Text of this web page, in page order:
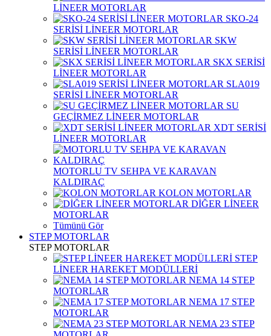
LİNEER MOTORLAR
SKO-24
SERİSİ LİNEER MOTORLAR
SKW
SERİSİ LİNEER MOTORLAR
SKX SERİSİ
LİNEER MOTORLAR
SLA019
SERİSİ LİNEER MOTORLAR
SU
GEÇİRMEZ LİNEER MOTORLAR
XDT SERİSİ
LİNEER MOTORLAR
MOTORLU TV SEHPA VE KARAVAN
KALDIRAÇ
KOLON MOTORLAR
DİĞER LİNEER
MOTORLAR
Tümünü Gör
STEP MOTORLAR
STEP MOTORLAR
STEP
LİNEER HAREKET MODÜLLERİ
NEMA 14 STEP
MOTORLAR
NEMA 17 STEP
MOTORLAR
NEMA 23 STEP